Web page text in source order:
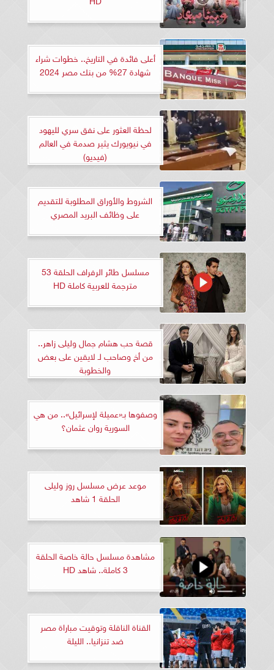
أعلى فائدة في التاريخ.. خطوات شراء
شهادة 27% من بنك مصر 2024
لحظة العثور على نفق سري لليهود
في نيويورك يثير صدمة في العالم
(فيديو)
الشروط والأوراق المطلوبة للتقديم
على وظائف البريد المصري
مسلسل طائر الرفراف الحلقة 53
مترجمة للعربية كاملة HD
قصة حب هشام جمال وليلى زاهر..
من أخ وصاحب لـ لايقين على بعض
والخطوبة
وصفوها بـ«عميلة لإسرائيل».. من هي
السورية روان عثمان؟
موعد عرض مسلسل روز وليلى
الحلقة 1 شاهد
مشاهدة مسلسل حالة خاصة الحلقة
3 كاملة.. شاهد HD
القناة الناقلة وتوقيت مباراة مصر
ضد تنزانيا.. الليلة